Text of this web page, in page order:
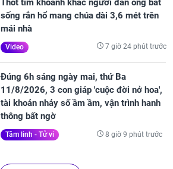
Thót tim khoảnh khắc người đàn ông bắt
sống rắn hổ mang chúa dài 3,6 mét trên
mái nhà
Video 7 giờ 24 phút trước
Đúng 6h sáng ngày mai, thứ Ba
11/8/2026, 3 con giáp 'cuộc đời nở hoa',
tài khoản nhảy số ầm ầm, vận trình hanh
thông bất ngờ
Tâm linh - Tử vi 8 giờ 9 phút trước